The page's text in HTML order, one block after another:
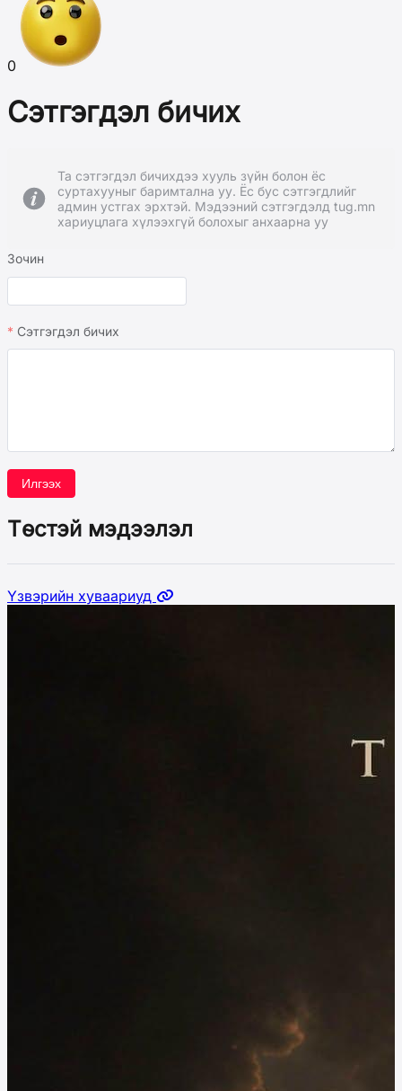
0
Сэтгэгдэл бичих
Та сэтгэгдэл бичихдээ хууль зүйн болон ёс
суртахууныг баримтална уу. Ёс бус сэтгэгдлийг
админ устгах эрхтэй. Мэдээний сэтгэгдэлд tug.mn
хариуцлага хүлээхгүй болохыг анхаарна уу
Зочин
Сэтгэгдэл бичих
Илгээх
Төстэй мэдээлэл
Үзвэрийн хуваариуд